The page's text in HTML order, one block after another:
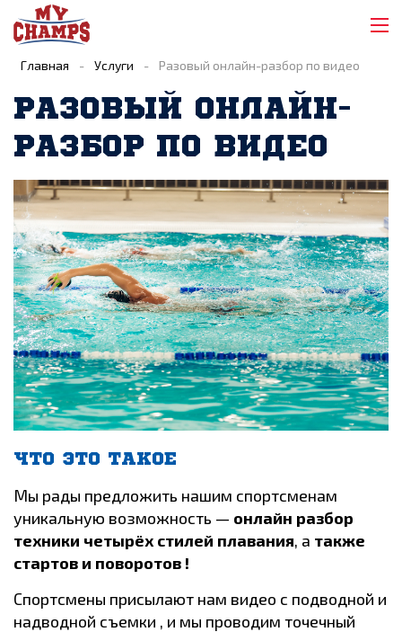
Главная - Услуги - Разовый онлайн-разбор по видео
РАЗОВЫЙ ОНЛАЙН-
РАЗБОР ПО ВИДЕО
ЧТО ЭТО ТАКОЕ
Мы рады предложить нашим спортсменам
уникальную возможность — онлайн разбор
техники четырёх стилей плавания, а также
стартов и поворотов !
Спортсмены присылают нам видео с подводной и
надводной съемки , и мы проводим точечный